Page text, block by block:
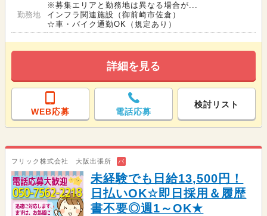
勤務地
※募集エリアと勤務地は異なる場合が...
インフラ関連施設（御前崎市佐倉）
☆車・バイク通勤OK（規定あり）
詳細を見る
WEB応募 電話応募
検討リスト
フリック株式会社 大阪出張所 バ
未経験でも日給13,500円！
日払いOK☆即日採用＆履歴
書不要◎週1～OK★